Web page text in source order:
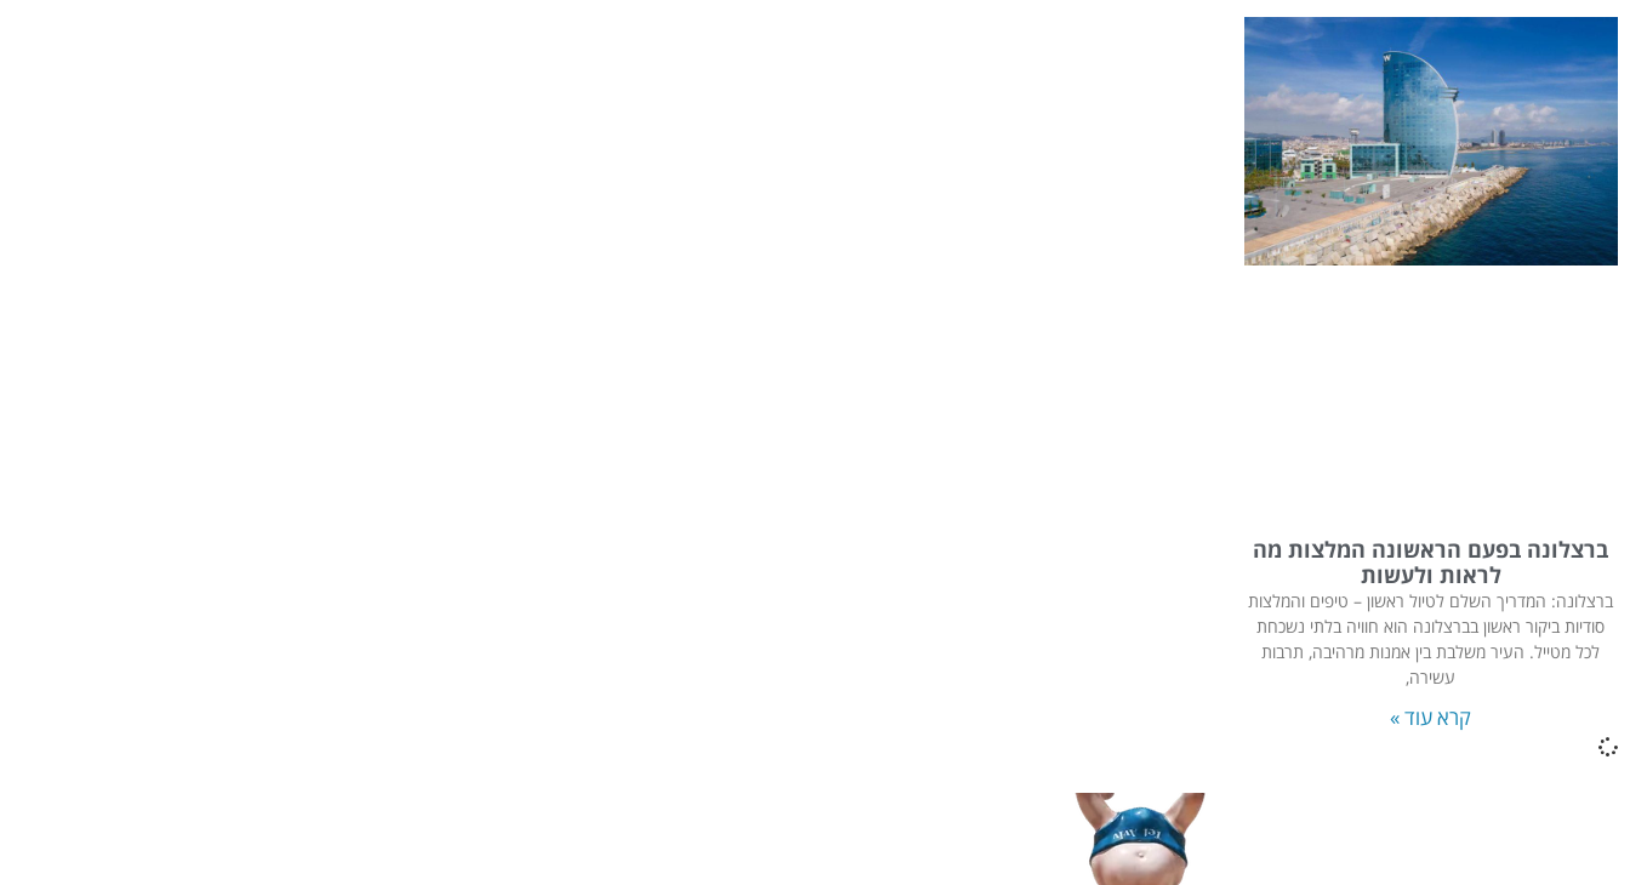
ברצלונה בפעם הראשונה המלצות מה
לראות ולעשות
ברצלונה: המדריך השלם לטיול ראשון – טיפים והמלצות
סודיות ביקור ראשון בברצלונה הוא חוויה בלתי נשכחת
לכל מטייל. העיר משלבת בין אמנות מרהיבה, תרבות
עשירה,
קרא עוד »